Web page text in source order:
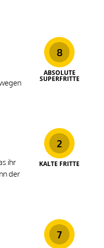
8
ABSOLUTE
SUPERFRITTE
2
KALTE FRITTE
ihr
der
7